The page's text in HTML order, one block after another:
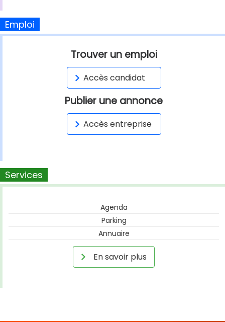
Emploi
Trouver un emploi
Accès candidat
Publier une annonce
Accès entreprise
Services
Agenda
Parking
Annuaire
En savoir plus